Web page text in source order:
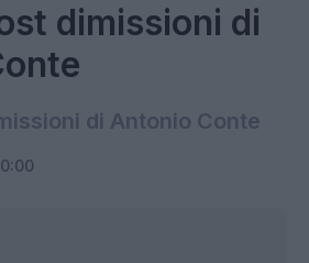
dimissioni di
di Antonio Conte